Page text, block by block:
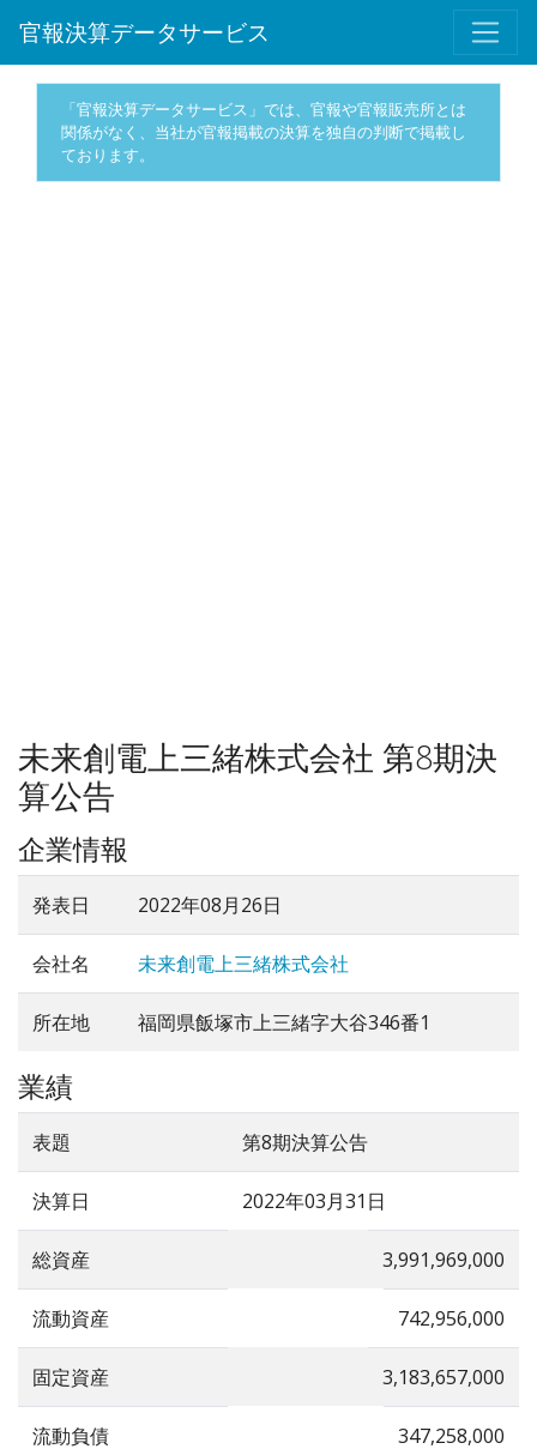
官報決算データサービス
「官報決算データサービス」では、官報や官報販売所とは
関係がなく、当社が官報掲載の決算を独自の判断で掲載し
ております。
未来創電上三緒株式会社 第8期決
算公告
企業情報
発表日 2022年08月26日
会社名 未来創電上三緒株式会社
所在地 福岡県飯塚市上三緒字大谷346番1
業績
表題 第8期決算公告
決算日 2022年03月31日
総資産 3,991,969,000
流動資産 742,956,000
固定資産 3,183,657,000
流動負債 347,258,000